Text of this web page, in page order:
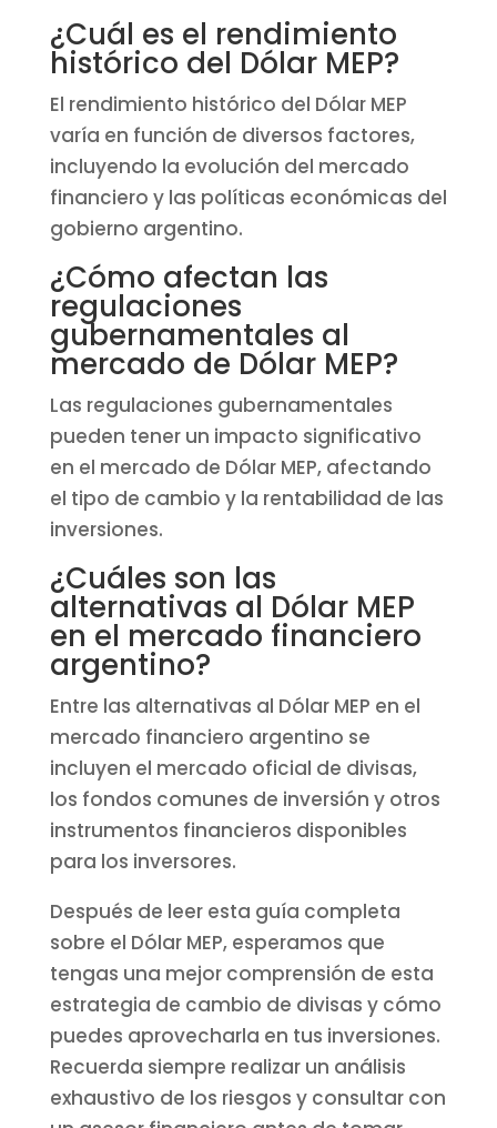
¿Cuál es el rendimiento
histórico del Dólar MEP?
El rendimiento histórico del Dólar MEP
varía en función de diversos factores,
incluyendo la evolución del mercado
financiero y las políticas económicas del
gobierno argentino.
¿Cómo afectan las
regulaciones
gubernamentales al
mercado de Dólar MEP?
Las regulaciones gubernamentales
pueden tener un impacto significativo
en el mercado de Dólar MEP, afectando
el tipo de cambio y la rentabilidad de las
inversiones.
¿Cuáles son las
alternativas al Dólar MEP
en el mercado financiero
argentino?
Entre las alternativas al Dólar MEP en el
mercado financiero argentino se
incluyen el mercado oficial de divisas,
los fondos comunes de inversión y otros
instrumentos financieros disponibles
para los inversores.
Después de leer esta guía completa
sobre el Dólar MEP, esperamos que
tengas una mejor comprensión de esta
estrategia de cambio de divisas y cómo
puedes aprovecharla en tus inversiones.
Recuerda siempre realizar un análisis
exhaustivo de los riesgos y consultar con